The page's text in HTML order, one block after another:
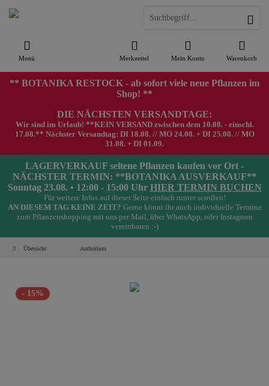
Menü Warenkorb
Merkzettel Mein Konto
** BOTANIKA RESTOCK - ab sofort viele neue Pflanzen im
Shop! **
DIE NÄCHSTEN VERSANDTAGE:
Wir sind im Urlaub! **KEIN VERSAND zwischen dem 10.08. - einschl.
17.08.** Nächster Versandtag: DI 18.08. // MO 24.08. + DI 25.08. // MO
31.08. + DI 01.09.
LAGERVERKAUF seltene Pflanzen kaufen vor Ort -
NÄCHSTER TERMIN: **BOTANIKA AUSVERKAUF**
Sonntag 23.08. • 12:00 - 15:00 Uhr HIER TERMIN BUCHEN
Für weitere Infos auf dieser Seite einfach runter scrollen!
AN DIESEM TAG KEINE ZEIT? Gerne könnt ihr auch individuelle Termine
zum Pflanzenshopping mit uns per Mail, über WhatsApp, oder Instagram
vereinbaren :-)
Übersicht Anthurium
- 15%